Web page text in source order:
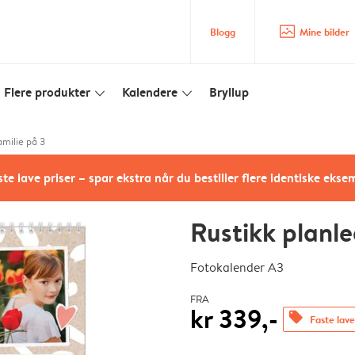
Blogg image_placeholder Mine bilder
Flere produkter slim_arrow_down Kalendere slim_arrow_down Bryllup
på 3
lave priser – spar ekstra når du bestiller flere identiske
Rustikk
Fotokalender A3
FRA
kr 339,- offers Faste